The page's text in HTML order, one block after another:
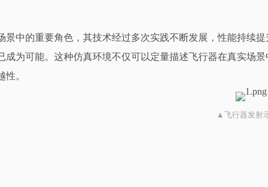
景中的重要角色，其技术经过多次实践不断发展，性能持续
成为可能。这种仿真环境不仅可以定量描述飞行器在真实场
。
▲飞行器发射